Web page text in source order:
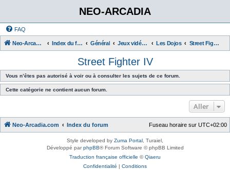
NEO-ARCADIA
FAQ
Neo-Arcadia.com Index du forum Général Jeux vidéo d'arcade Les Dojos Street Fighter IV
Street Fighter IV
Vous n’êtes pas autorisé à voir ou à consulter les sujets de ce forum.
Cette catégorie ne contient aucun forum.
Aller
Neo-Arcadia.com Index du forum Fuseau horaire sur UTC+02:00
Style developed by Zuma Portal , Turaiel,
Développé parphpBB® Forum Software © phpBB Limited
Traduction française officielle ©Qiaeru
Confidentialité | Conditions